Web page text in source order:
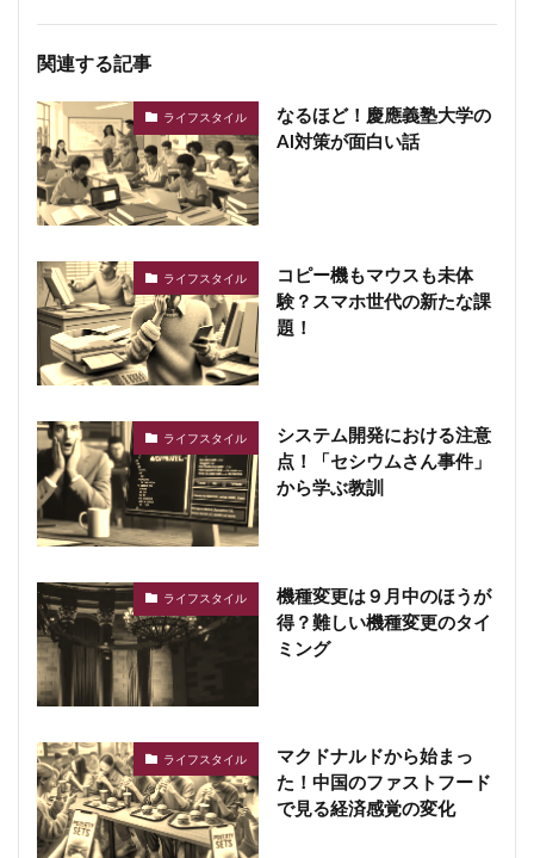
関連する記事
ライフスタイル
なるほど！慶應義塾大学の
AI対策が面白い話
ライフスタイル
コピー機もマウスも未体
験？スマホ世代の新たな課
題！
ライフスタイル
システム開発における注意
点！「セシウムさん事件」
から学ぶ教訓
ライフスタイル
機種変更は９月中のほうが
得？難しい機種変更のタイ
ミング
ライフスタイル
マクドナルドから始まっ
た！中国のファストフード
で見る経済感覚の変化